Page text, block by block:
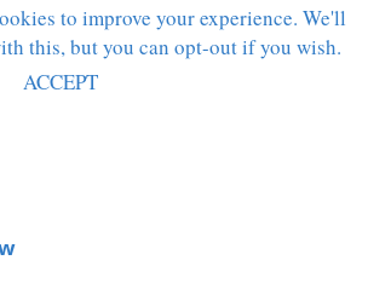
to improve your experience. We'll
this, but you can opt-out if you wish.
ACCEPT